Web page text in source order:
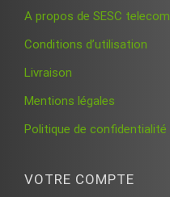
A propos de SESC telecom
Conditions d’utilisation
Livraison
Mentions légales
Politique de confidentialité
VOTRE COMPTE